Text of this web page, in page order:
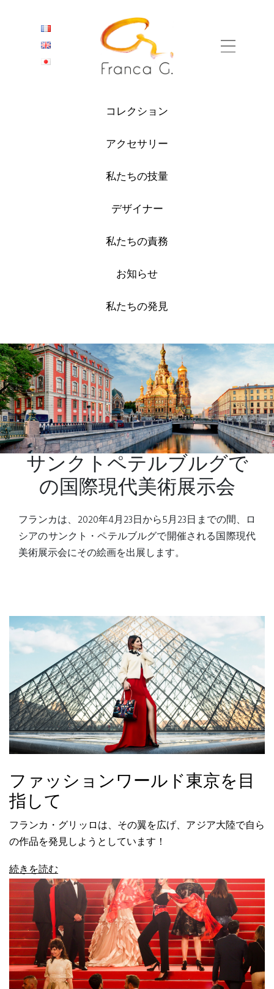
コレクション
アクセサリー
私たちの技量
デザイナー
私たちの責務
お知らせ
私たちの発見
サンクトペテルブルグで
の国際現代美術展示会
フランカは、2020年4月23日から5月23日までの間、ロ
シアのサンクト・ペテルブルグで開催される国際現代
美術展示会にその絵画を出展します。
ファッションワールド東京を目
指して
フランカ・グリッロは、その翼を広げ、アジア大陸で自ら
の作品を発見しようとしています！
続きを読む